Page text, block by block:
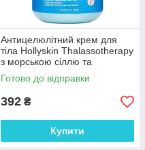
Антицелюлітний крем для
тіла Hollyskin Thalassotherapy
з морською сіллю та
перцевою м'ятою 250 мл
Готово до відправки
392 ₴
Купити